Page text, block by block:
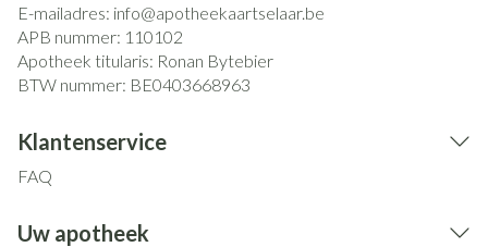
E-mailadres: info@apotheekaartselaar.be
APB nummer: 110102
Apotheek titularis: Ronan Bytebier
BTW nummer: BE0403668963
Klantenservice
FAQ
Uw apotheek